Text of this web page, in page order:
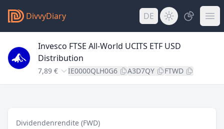
DivvyDiary DE
Invesco FTSE All-World UCITS ETF USD
Distribution
7,89 € IE0000QLH0G6 A3D7QY FTWD
Dividendenrendite (FWD)